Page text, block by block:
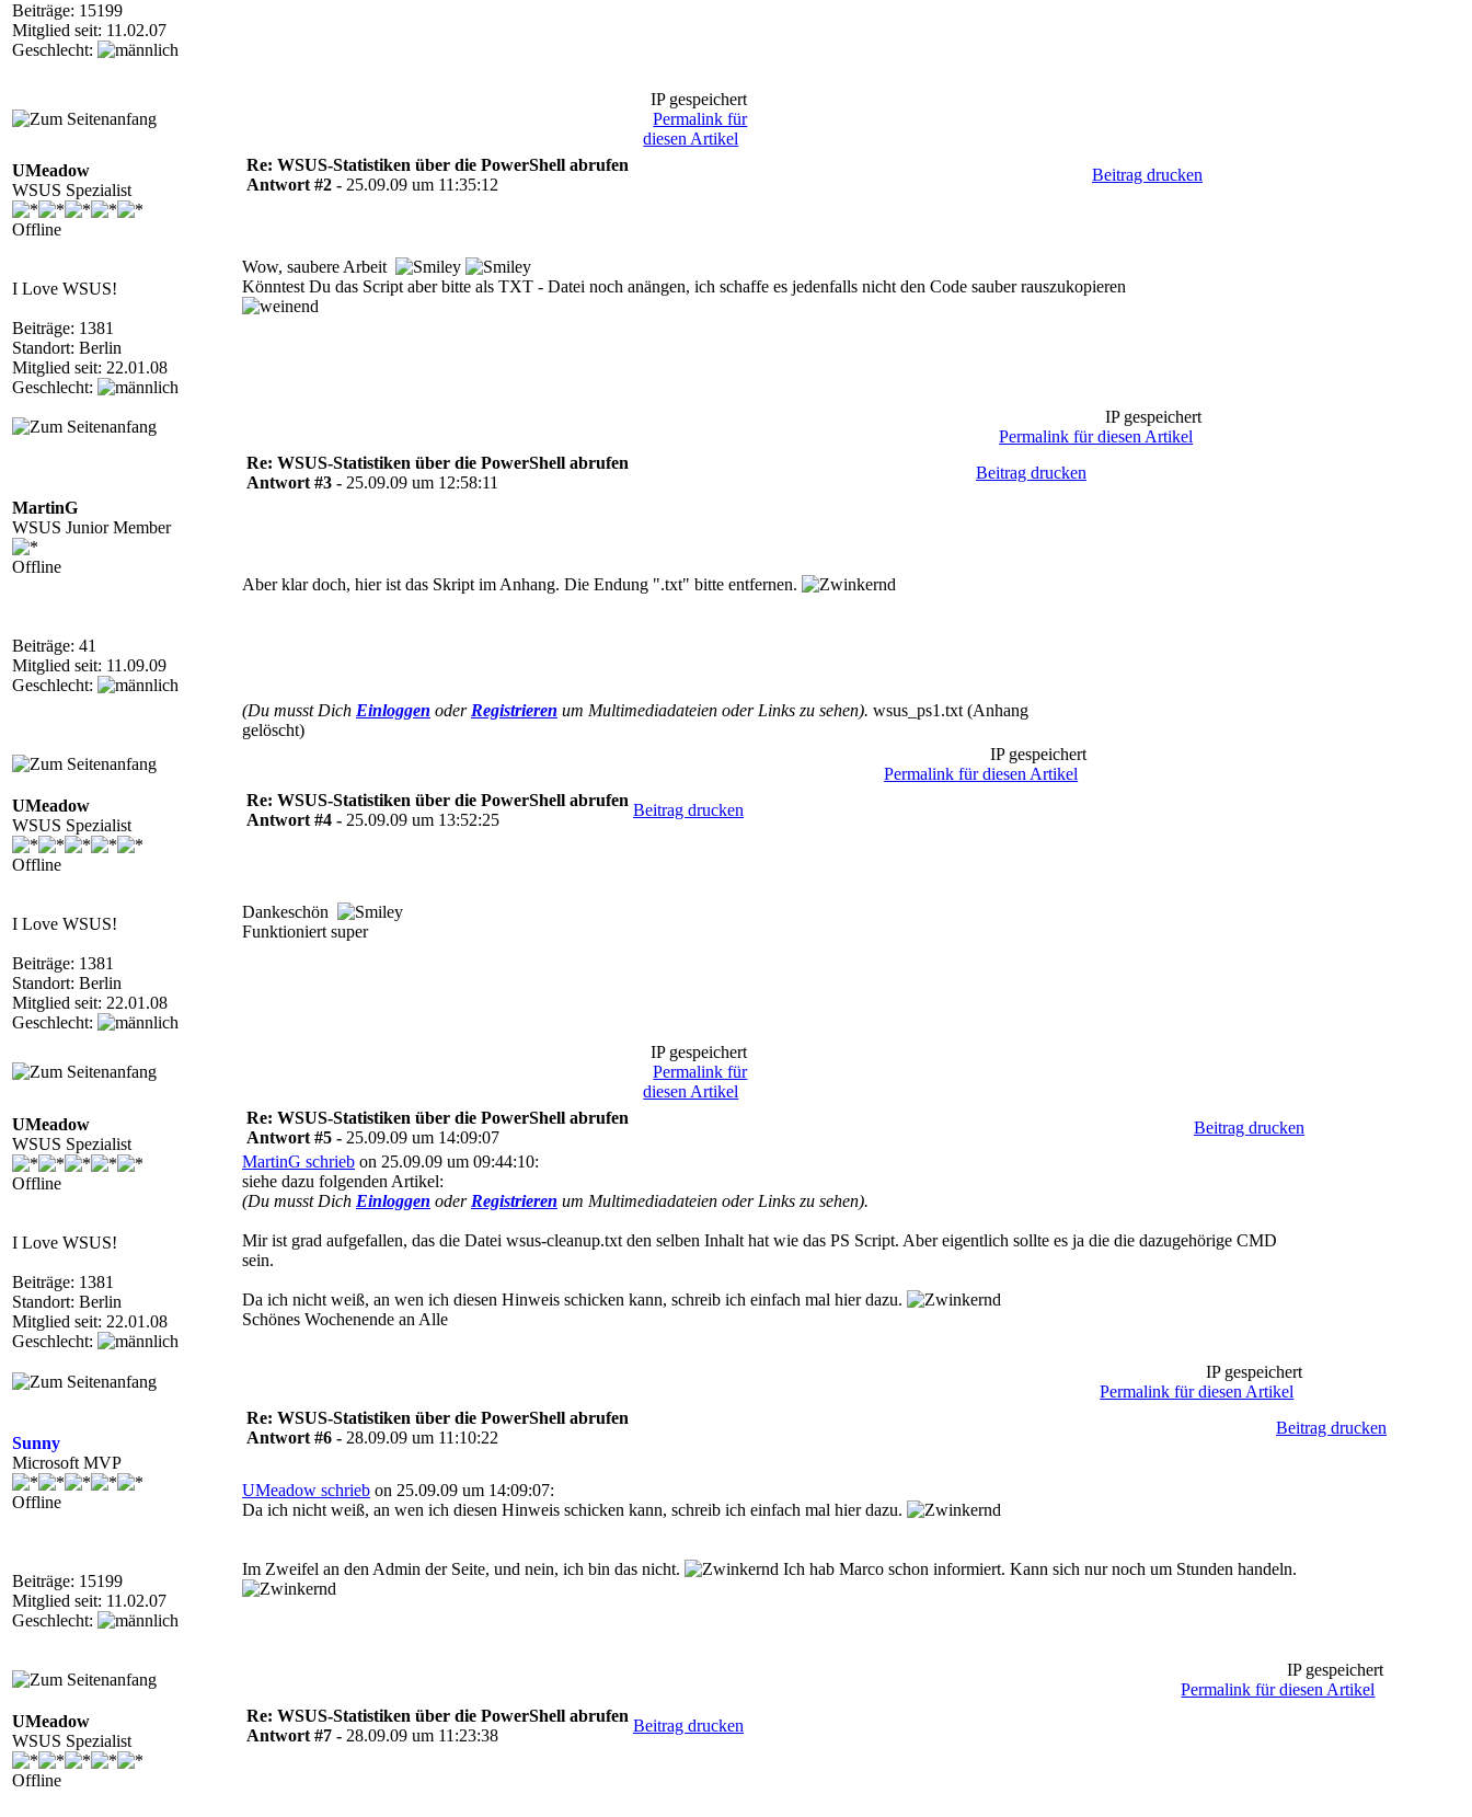
Beiträge: 15199
Mitglied seit: 11.02.07
Geschlecht:
IP gespeichert
Permalink für
diesen Artikel
UMeadow
WSUS Spezialist
Offline
I Love WSUS!
Beiträge: 1381
Standort: Berlin
Mitglied seit: 22.01.08
Geschlecht:
Re: WSUS-Statistiken über die PowerShell abrufen
Antwort #2 - 25.09.09 um 11:35:12
Beitrag drucken
Wow, saubere Arbeit
Könntest Du das Script aber bitte als TXT - Datei noch anängen, ich schaffe es jedenfalls nicht den Code sauber rauszukopieren
IP gespeichert
Permalink für diesen Artikel
MartinG
WSUS Junior Member
Offline
Beiträge: 41
Mitglied seit: 11.09.09
Geschlecht:
Re: WSUS-Statistiken über die PowerShell abrufen
Antwort #3 - 25.09.09 um 12:58:11
Beitrag drucken
Aber klar doch, hier ist das Skript im Anhang. Die Endung ".txt" bitte entfernen.
(Du musst Dich Einloggen oder Registrieren um Multimediadateien oder Links zu sehen). wsus_ps1.txt (Anhang
gelöscht)
IP gespeichert
Permalink für diesen Artikel
UMeadow
WSUS Spezialist
Offline
I Love WSUS!
Beiträge: 1381
Standort: Berlin
Mitglied seit: 22.01.08
Geschlecht:
Re: WSUS-Statistiken über die PowerShell abrufen
Antwort #4 - 25.09.09 um 13:52:25
Beitrag drucken
Dankeschön
Funktioniert super
IP gespeichert
Permalink für
diesen Artikel
UMeadow
WSUS Spezialist
Offline
I Love WSUS!
Beiträge: 1381
Standort: Berlin
Mitglied seit: 22.01.08
Geschlecht:
Re: WSUS-Statistiken über die PowerShell abrufen
Antwort #5 - 25.09.09 um 14:09:07
Beitrag drucken
MartinG schrieb on 25.09.09 um 09:44:10:
siehe dazu folgenden Artikel:
(Du musst Dich Einloggen oder Registrieren um Multimediadateien oder Links zu sehen).
Mir ist grad aufgefallen, das die Datei wsus-cleanup.txt den selben Inhalt hat wie das PS Script. Aber eigentlich sollte es ja die die dazugehörige CMD
sein.
Da ich nicht weiß, an wen ich diesen Hinweis schicken kann, schreib ich einfach mal hier dazu.
Schönes Wochenende an Alle
IP gespeichert
Permalink für diesen Artikel
Sunny
Microsoft MVP
Offline
Beiträge: 15199
Mitglied seit: 11.02.07
Geschlecht:
Re: WSUS-Statistiken über die PowerShell abrufen
Antwort #6 - 28.09.09 um 11:10:22
Beitrag drucken
UMeadow schrieb on 25.09.09 um 14:09:07:
Da ich nicht weiß, an wen ich diesen Hinweis schicken kann, schreib ich einfach mal hier dazu.
Im Zweifel an den Admin der Seite, und nein, ich bin das nicht. Ich hab Marco schon informiert. Kann sich nur noch um Stunden handeln.
IP gespeichert
Permalink für diesen Artikel
UMeadow
WSUS Spezialist
Offline
Re: WSUS-Statistiken über die PowerShell abrufen
Antwort #7 - 28.09.09 um 11:23:38
Beitrag drucken